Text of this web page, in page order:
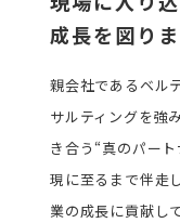
成長を図りま
親会社であるベル
サルティングを強
き合う“真のパー
現に至るまで伴走
業の成長に貢献し